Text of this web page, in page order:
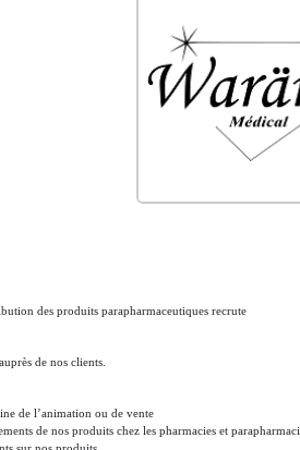
des produits parapharmaceutiques recrute
de nos clients.
de l’animation ou de vente
de nos produits chez les pharmacies et